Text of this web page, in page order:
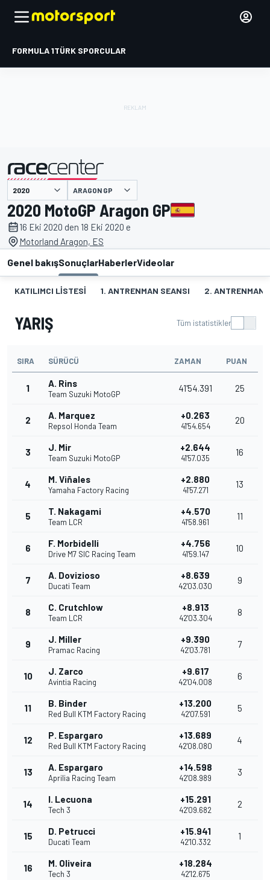
FORMULA 1TÜRK SPORCULAR
ARAGON GP
2020 MotoGP Aragon GP
16 Eki 2020 den 18 Eki 2020 e
Motorland Aragon, ES
Genel bakışSonuçlarHaberlerVideolar
KATILIMCI LISTESI 1. ANTRENMAN SEANSI 2. ANTRENMAN
YARIŞ Tüm istatistikler
SIRA SÜRÜCÜ ZAMAN PUAN
1 A. Rins
Team Suzuki MotoGP
41'54.391 25
2 A. Marquez
Repsol Honda Team
+0.263
41'54.654
20
3 J. Mir
Team Suzuki MotoGP
+2.644
41'57.035
16
4 M. Viñales
Yamaha Factory Racing
+2.880
41'57.271
13
5 T. Nakagami
Team LCR
+4.570
41'58.961
11
6 F. Morbidelli
Drive M7 SIC Racing Team
+4.756
41'59.147
10
7 A. Dovizioso
Ducati Team
+8.639
42'03.030
9
8 C. Crutchlow
Team LCR
+8.913
42'03.304
8
9 J. Miller
Pramac Racing
+9.390
42'03.781
7
10 J. Zarco
Avintia Racing
+9.617
42'04.008
6
11 B. Binder
Red Bull KTM Factory Racing
+13.200
42'07.591
5
12 P. Espargaro
Red Bull KTM Factory Racing
+13.689
42'08.080
4
13 A. Espargaro
Aprilia Racing Team
+14.598
42'08.989
3
14 I. Lecuona
Tech 3
+15.291
42'09.682
2
15 D. Petrucci
Ducati Team
+15.941
42'10.332
1
16 M. Oliveira
Tech 3
+18.284
42'12.675